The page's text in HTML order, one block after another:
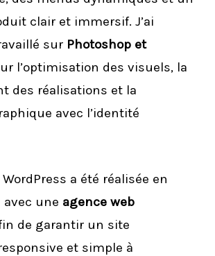
clair et immersif. J’ai
sur Photoshop et
l’optimisation des visuels, la
des réalisations et la
avec l’identité
a été réalisée en
une agence web
de garantir un site
et simple à